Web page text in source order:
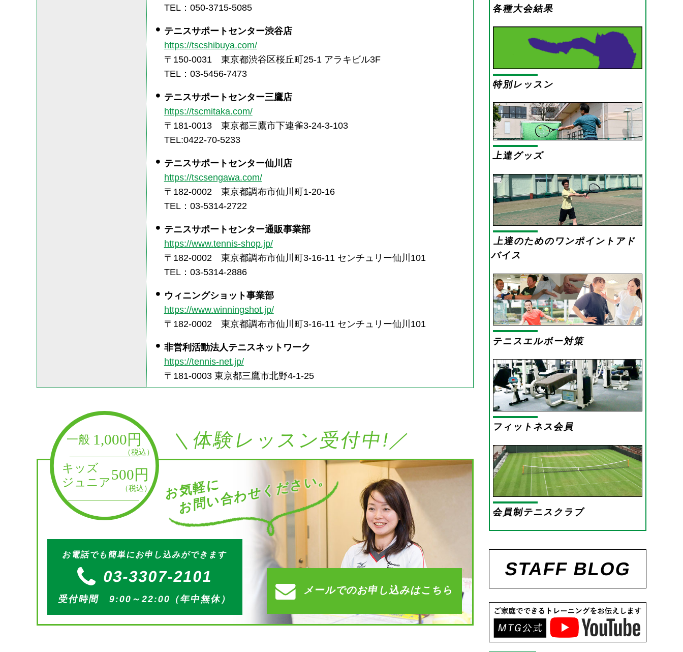
TEL：050-3715-5085
テニスサポートセンター渋谷店
https://tscshibuya.com/
〒150-0031 東京都渋谷区桜丘町25-1 アラキビル3F
TEL：03-5456-7473
テニスサポートセンター三鷹店
https://tscmitaka.com/
〒181-0013 東京都三鷹市下連雀3-24-3-103
TEL:0422-70-5233
テニスサポートセンター仙川店
https://tscsengawa.com/
〒182-0002 東京都調布市仙川町1-20-16
TEL：03-5314-2722
テニスサポートセンター通販事業部
https://www.tennis-shop.jp/
〒182-0002 東京都調布市仙川町3-16-11 センチュリー仙川101
TEL：03-5314-2886
ウィニングショット事業部
https://www.winningshot.jp/
〒182-0002 東京都調布市仙川町3-16-11 センチュリー仙川101
非営利活動法人テニスネットワーク
https://tennis-net.jp/
〒181-0003 東京都三鷹市北野4-1-25
＼体験レッスン受付中!／
お気軽に
お問い合わせください。
お電話でも簡単にお申し込みができます
03-3307-2101
受付時間 9:00～22:00（年中無休）
メールでのお申し込みはこちら
各種大会結果
特別レッスン
上達グッズ
上達のためのワンポイントアド
バイス
テニスエルボー対策
フィットネス会員
会員制テニスクラブ
STAFF BLOG